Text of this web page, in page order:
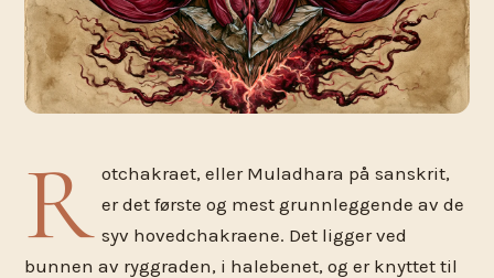
R otchakraet, eller Muladhara på sanskrit,
er det første og mest grunnleggende av de
syv hovedchakraene. Det ligger ved
bunnen av ryggraden, i halebenet, og er knyttet til